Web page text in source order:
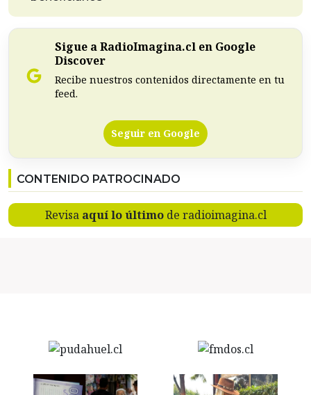
Sigue a RadioImagina.cl en Google
Discover
Recibe nuestros contenidos directamente en tu
feed.
Seguir en Google
CONTENIDO PATROCINADO
Revisa aquí lo últimode radioimagina.cl